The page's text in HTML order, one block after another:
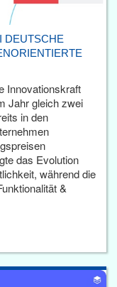
DEUTSCHE
Innovationskraft
Jahr gleich zwei
in den
das Evolution
während die
&